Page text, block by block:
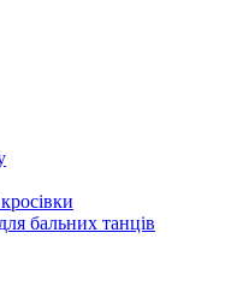
бальних танців